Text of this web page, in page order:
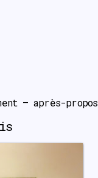
– après-propos